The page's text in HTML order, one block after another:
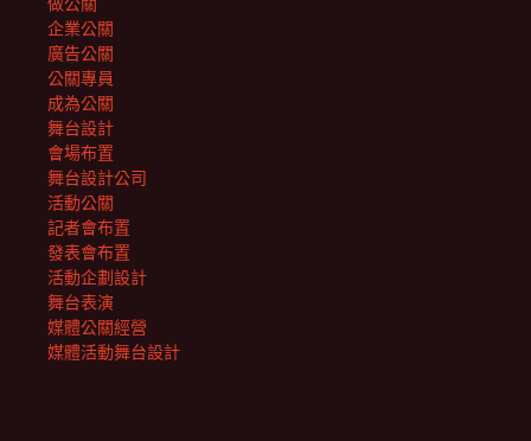
企業公關
廣告公關
公關專員
成為公關
舞台設計
會場布置
舞台設計公司
活動公關
記者會布置
發表會布置
活動企劃設計
舞台表演
媒體公關經營
媒體活動舞台設計